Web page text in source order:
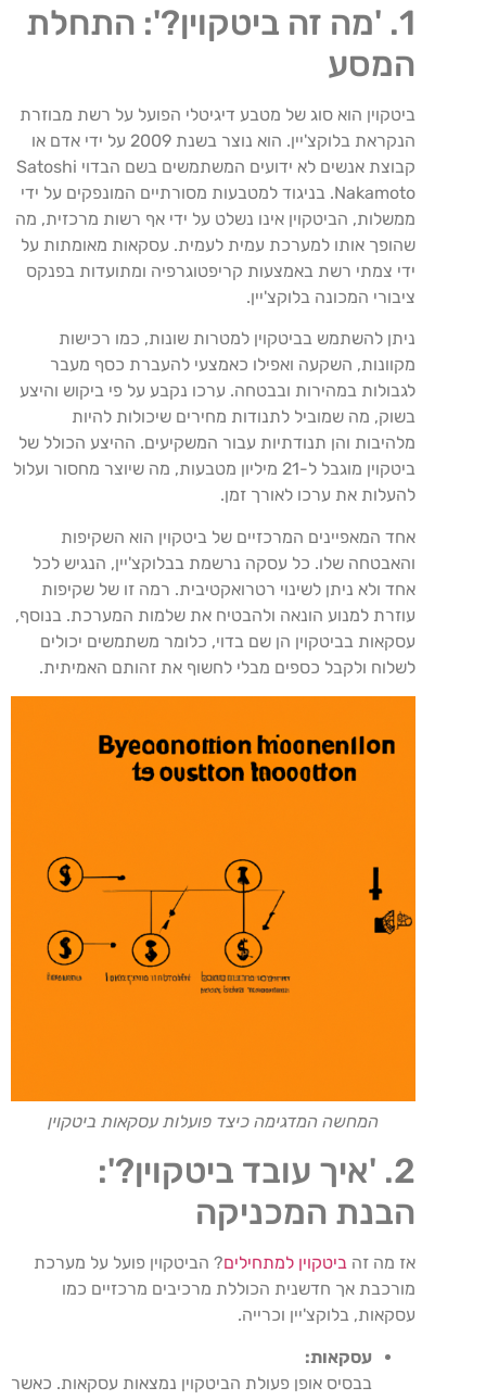
1. 'מה זה ביטקוין?': התחלת
המסע
ביטקוין הוא סוג של מטבע דיגיטלי הפועל על רשת מבוזרת
הנקראת בלוקצ'יין. הוא נוצר בשנת 2009 על ידי אדם או
קבוצת אנשים לא ידועים המשתמשים בשם הבדוי Satoshi
Nakamoto. בניגוד למטבעות מסורתיים המונפקים על ידי
ממשלות, הביטקוין אינו נשלט על ידי אף רשות מרכזית, מה
שהופך אותו למערכת עמית לעמית. עסקאות מאומתות על
ידי צמתי רשת באמצעות קריפטוגרפיה ומתועדות בפנקס
ציבורי המכונה בלוקצ'יין.
ניתן להשתמש בביטקוין למטרות שונות, כמו רכישות
מקוונות, השקעה ואפילו כאמצעי להעברת כסף מעבר
לגבולות במהירות ובבטחה. ערכו נקבע על פי ביקוש והיצע
בשוק, מה שמוביל לתנודות מחירים שיכולות להיות
מלהיבות והן תנודתיות עבור המשקיעים. ההיצע הכולל של
ביטקוין מוגבל ל-21 מיליון מטבעות, מה שיוצר מחסור ועלול
להעלות את ערכו לאורך זמן.
אחד המאפיינים המרכזיים של ביטקוין הוא השקיפות
והאבטחה שלו. כל עסקה נרשמת בבלוקצ'יין, הנגיש לכל
אחד ולא ניתן לשינוי רטרואקטיבית. רמה זו של שקיפות
עוזרת למנוע הונאה ולהבטיח את שלמות המערכת. בנוסף,
עסקאות בביטקוין הן שם בדוי, כלומר משתמשים יכולים
לשלוח ולקבל כספים מבלי לחשוף את זהותם האמיתית.
המחשה המדגימה כיצד פועלות עסקאות ביטקוין
2. 'איך עובד ביטקוין?':
הבנת המכניקה
אז מה זה ביטקוין למתחילים? הביטקוין פועל על מערכת
מורכבת אך חדשנית הכוללת מרכיבים מרכזיים כמו
עסקאות, בלוקצ'יין וכרייה.
עסקאות:
בבסיס אופן פעולת הביטקוין נמצאות עסקאות. כאשר